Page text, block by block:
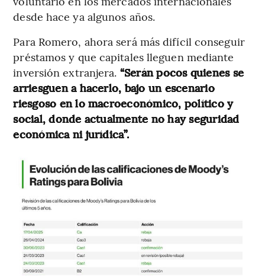
desde hace ya algunos años.
Para Romero, ahora será más difícil conseguir
préstamos y que capitales lleguen mediante
inversión extranjera. “Serán pocos quienes se
arriesguen a hacerlo, bajo un escenario
riesgoso en lo macroeconómico, político y
social, donde actualmente no hay seguridad
económica ni jurídica”.